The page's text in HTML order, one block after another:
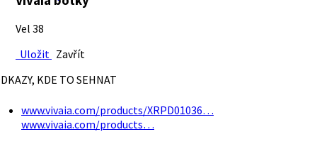
Vel 38
Uložit Zavřít
KDE TO SEHNAT
www.vivaia.com/products/XRPD01036…
www.vivaia.com/products…